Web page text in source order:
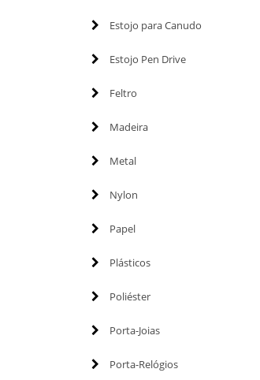
Estojo para Canudo
Estojo Pen Drive
Feltro
Madeira
Metal
Nylon
Papel
Plásticos
Poliéster
Porta-Joias
Porta-Relógios